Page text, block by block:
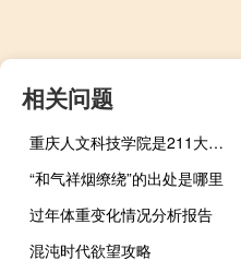
相关问题
重庆人文科技学院是211大学吗
“和气祥烟缭绕”的出处是哪里
过年体重变化情况分析报告
混沌时代欲望攻略